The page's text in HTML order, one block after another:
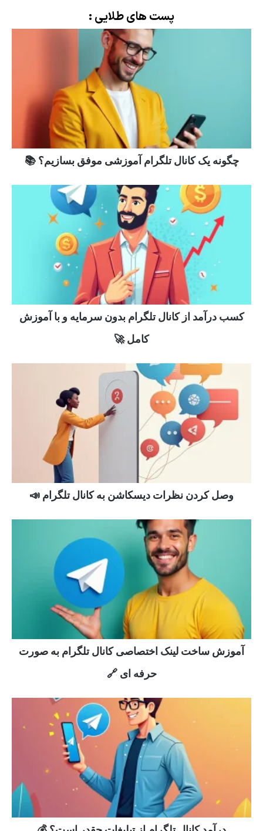
پست های طلایی :
چگونه یک کانال تلگرام آموزشی موفق بسازیم؟ 📚
کسب درآمد از کانال تلگرام بدون سرمایه و با آموزش
کامل 🚀
وصل کردن نظرات دیسکاشن به کانال تلگرام 📣
آموزش ساخت لینک اختصاصی کانال تلگرام به صورت
حرفه ای 🔗